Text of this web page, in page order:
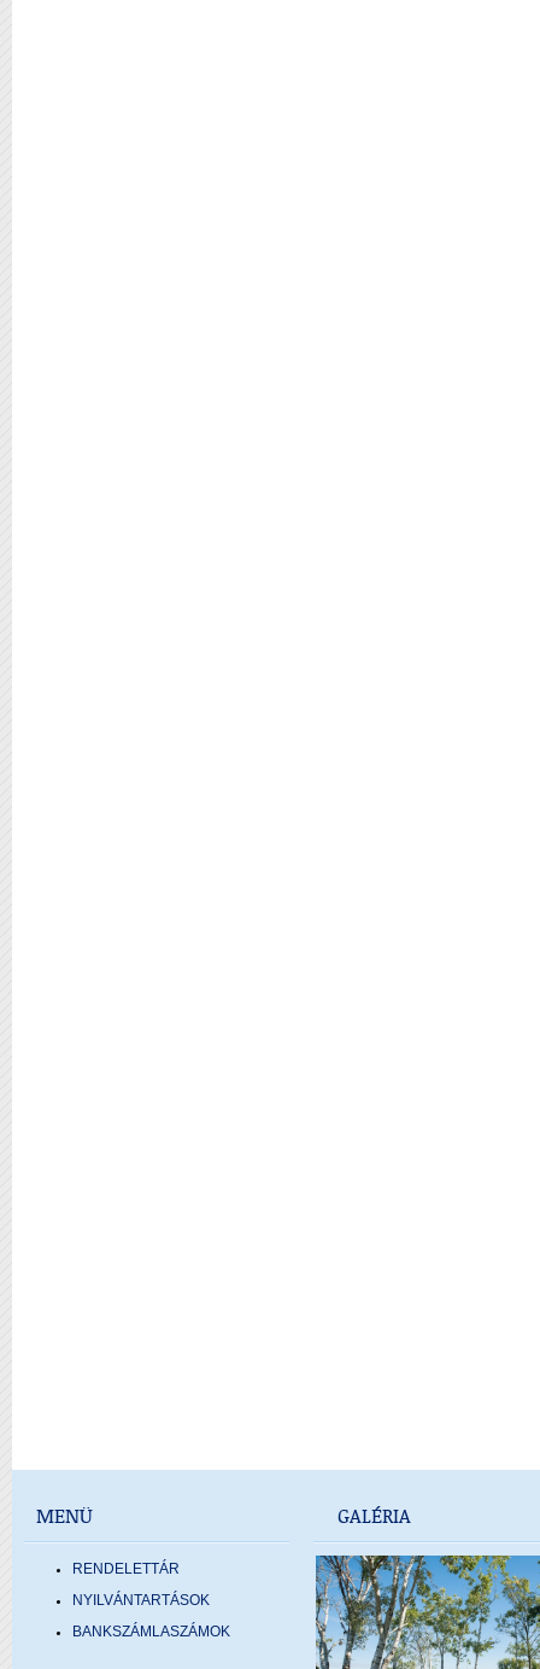
MENÜ
RENDELETTÁR
NYILVÁNTARTÁSOK
BANKSZÁMLASZÁMOK
GALÉRIA